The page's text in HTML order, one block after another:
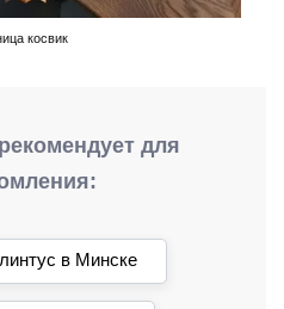
косвик
для
в Минске